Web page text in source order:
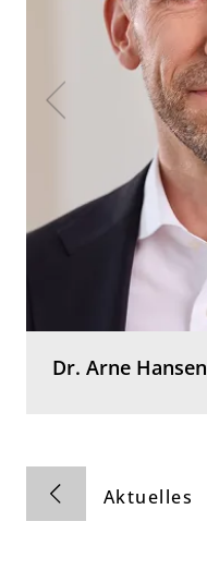
Dr. Arne Hansen
Aktuelles